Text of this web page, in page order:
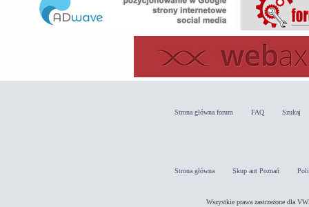
Strona główna forum FAQ Szukaj
Strona główna Skup aut Poznań
Wszystkie prawa zastrzeżone dla